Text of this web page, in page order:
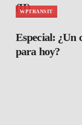
(II)
WPTRANSIT
Especial: ¿Un
para hoy?